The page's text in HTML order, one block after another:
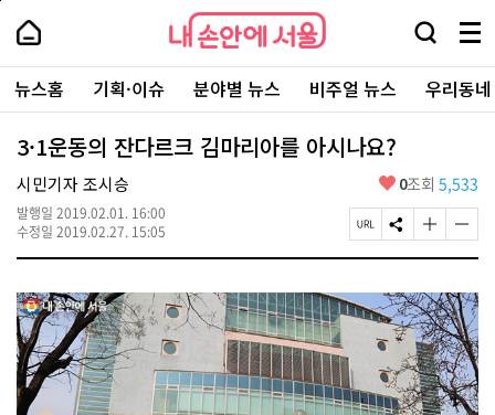
본
로
가
내
손
안
에
서
울
-
서
울
시
대
표
소
포
털
내
손
에
울
검
창
열
기
메
뉴
전
체
보
주
요
서
뉴스홈 기획·이슈 분야별 뉴스 비주얼 뉴스 우리동
3·1운동의 잔다르크 김마리아를 아시나요?
시민기자 조시승
발행일 2019.02.01. 16:00
수정일 2019.02.27. 15:05
좋
요
0조회 5,533
페
이
U
R
L
복
사
S
N
공
유
하
기
글
자
기
크
게
변
경
하
기
글
자
기
작
게
변
경
하
기
페
상
단
로